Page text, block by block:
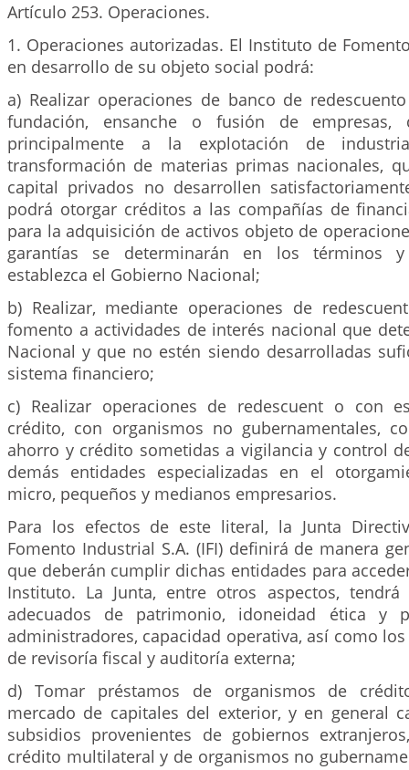
Artículo 253. Operaciones.
1. Operaciones autorizadas. El Instituto de
en desarrollo de su objeto social podrá:
a) Realizar operaciones de banco de
fundación, ensanche o fusión de empresas,
principalmente a la explotación de
transformación de materias primas nacionales,
capital privados no desarrollen
podrá otorgar créditos a las compañías de
para la adquisición de activos objeto de
garantías se determinarán en los términos
establezca el Gobierno Nacional;
b) Realizar, mediante operaciones de
fomento a actividades de interés nacional que
Nacional y que no estén siendo desarrolladas
sistema financiero;
c) Realizar operaciones de redescuent o con
crédito, con organismos no gubernamentales,
ahorro y crédito sometidas a vigilancia y control
demás entidades especializadas en el
micro, pequeños y medianos empresarios.
Para los efectos de este literal, la Junta
Fomento Industrial S.A. (IFI) definirá de manera
que deberán cumplir dichas entidades para
Instituto. La Junta, entre otros aspectos,
adecuados de patrimonio, idoneidad ética y
administradores, capacidad operativa, así como
de revisoría fiscal y auditoría externa;
d) Tomar préstamos de organismos de
mercado de capitales del exterior, y en general
subsidios provenientes de gobiernos
crédito multilateral y de organismos no